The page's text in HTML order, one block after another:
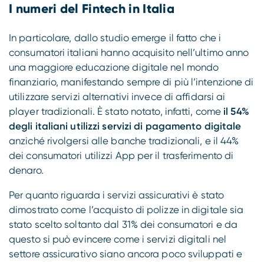
I numeri del Fintech in Italia
In particolare, dallo studio emerge il fatto che i
consumatori italiani hanno acquisito nell’ultimo anno
una maggiore educazione digitale nel mondo
finanziario, manifestando sempre di più l’intenzione di
utilizzare servizi alternativi invece di affidarsi ai
player tradizionali. È stato notato, infatti, come il 54%
degli italiani utilizzi servizi di pagamento digitale
anziché rivolgersi alle banche tradizionali, e il 44%
dei consumatori utilizzi App per il trasferimento di
denaro.
Per quanto riguarda i servizi assicurativi è stato
dimostrato come l’acquisto di polizze in digitale sia
stato scelto soltanto dal 31% dei consumatori e da
questo si può evincere come i servizi digitali nel
settore assicurativo siano ancora poco sviluppati e